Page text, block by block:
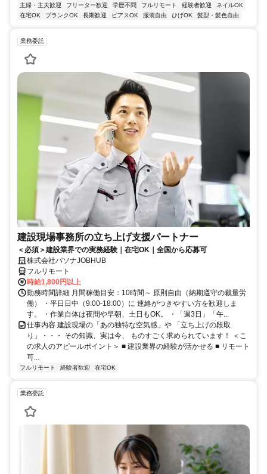
主婦・主夫歓迎 フリーター歓迎 学歴不問 フルリモート 経験者歓迎
ネイルOK
在宅OK
ブランクOK 長期歓迎 ピアスOK 服装自由 ひげOK 髪型・髪色自由
業務委託
建設現場事務所の立ち上げ支援パートナー
＜必須＞建設業界での実務経験｜在宅OK｜全国から応募可
株式会社パソナJOBHUB
フルリモート
時給1,800円以上
勤務時間詳細 月間稼働目安：10時間～ 原則自由（納期遵守の裁量労
働） ・平日日中（9:00-18:00）に 連絡がつきやすい方を歓迎しま
す。 ・作業自体は夜間や早朝、土日もOK。 ・「週3日」「午...
仕事内容 建設現場の「あの独特な空気感」や 「立ち上げの段取
り」・・・ その知識、実は今、 ものすごく求められています！ ＜こ
の求人のアピールポイント＞ ■ 建設業界の経験が活かせる ■ リモート
可...
フルリモート 経験者歓迎 在宅OK
業務委託